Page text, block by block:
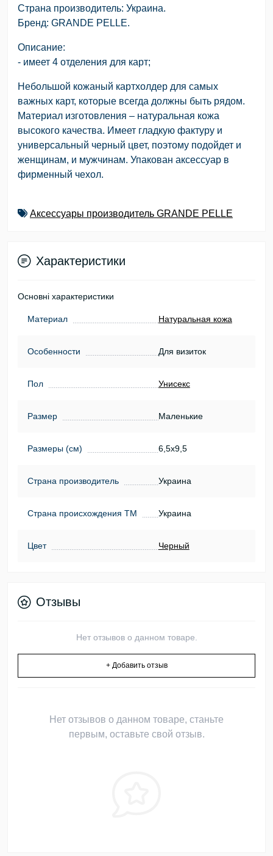
Страна производитель: Украина.
Бренд: GRANDE PELLE.
Описание:
- имеет 4 отделения для карт;
Небольшой кожаный картхолдер для самых
важных карт, которые всегда должны быть рядом.
Материал изготовления – натуральная кожа
высокого качества. Имеет гладкую фактуру и
универсальный черный цвет, поэтому подойдет и
женщинам, и мужчинам. Упакован аксессуар в
фирменный чехол.
Аксессуары производитель GRANDE PELLE
Характеристики
Основні характеристики
Материал Натуральная кожа
Особенности Для визиток
Пол Унисекс
Размер Маленькие
Размеры (см) 6,5х9,5
Страна производитель Украина
Страна происхождения ТМ Украина
Цвет Черный
Отзывы
Нет отзывов о данном товаре.
+ Добавить отзыв
Нет отзывов о данном товаре, станьте
первым, оставьте свой отзыв.